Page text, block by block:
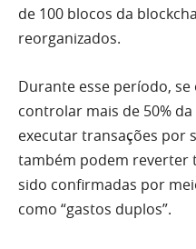
de 100 blocos da
reorganizados.
Durante esse período,
controlar mais de 50%
executar transações por
também podem reverter
sido confirmadas por
como “gastos duplos”.